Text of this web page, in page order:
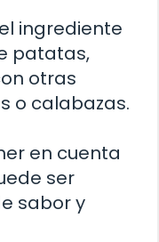
ingrediente
patatas,
otras
o calabazas.
en cuenta
ser
sabor y